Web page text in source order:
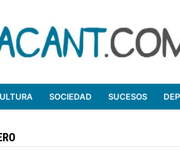
SOCIEDAD SUCESOS